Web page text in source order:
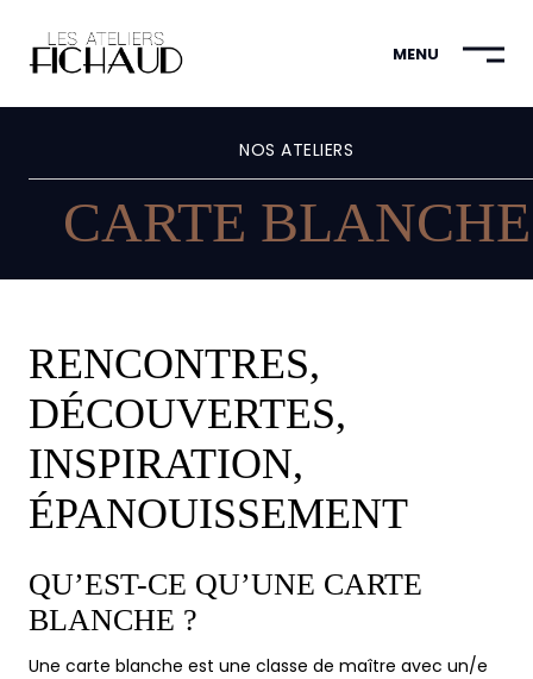
MENU
NOS ATELIERS
CARTE BLANCHE
RENCONTRES,
DÉCOUVERTES,
INSPIRATION,
ÉPANOUISSEMENT
QU’EST-CE QU’UNE CARTE
BLANCHE ?
Une carte blanche est une classe de maître avec un/e